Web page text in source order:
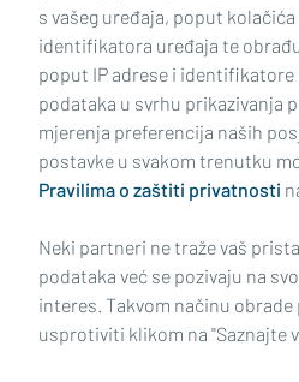
Impressum Uvjeti korištenja
Politika kolačića Kontakt
Oglašavanje
RUBRIKE
s vašeg uređaja, poput
identifikatora uređaja te
poput IP adrese i
podataka u svrhu prikazivanja
mjerenja preferencija naših
postavke u svakom trenutku
Pravilima o zaštiti privatnosti
Neki partneri ne traže vaš
podataka već se pozivaju na
interes. Takvom načinu
usprotiviti klikom na "Saznajte